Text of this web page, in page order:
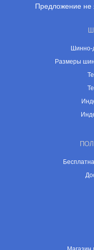
Предложение не
Шинно-
Размеры